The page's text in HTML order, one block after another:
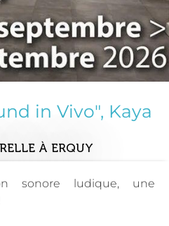
in Vivo", Kaya
À ERQUY
sonore ludique, une